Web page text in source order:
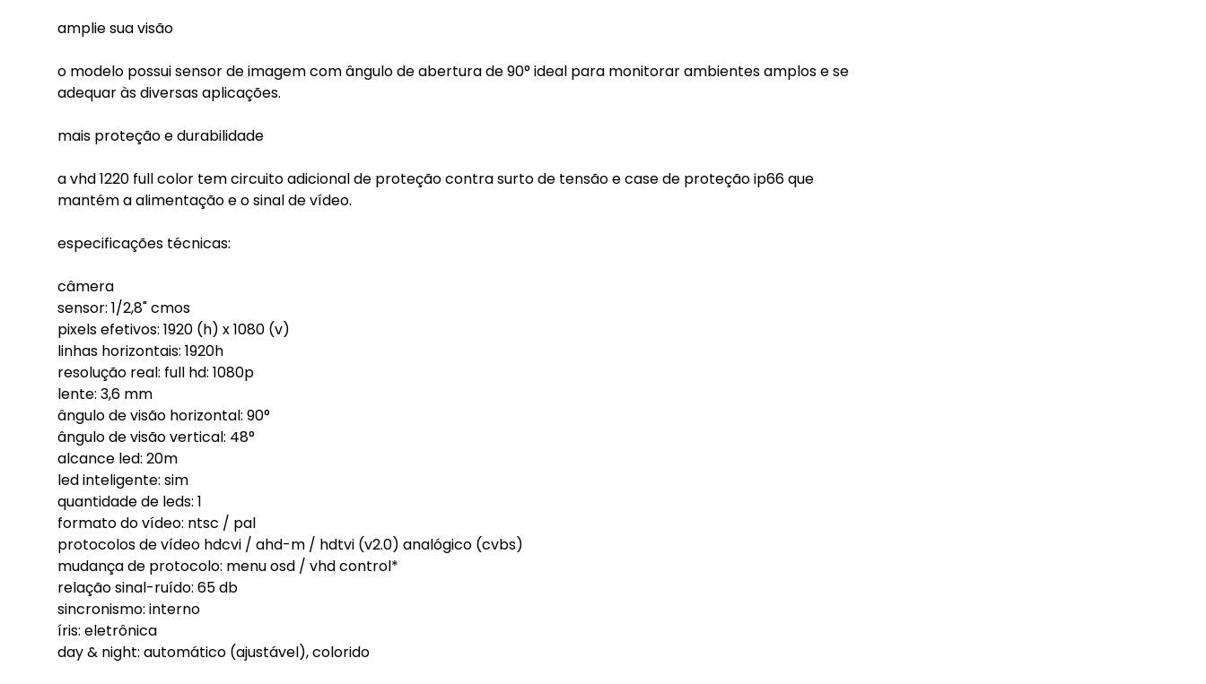
amplie sua visão
o modelo possui sensor de imagem com ângulo de abertura de 90° ideal para monitorar ambientes amplos e se
adequar às diversas aplicações.
mais proteção e durabilidade
a vhd 1220 full color tem circuito adicional de proteção contra surto de tensão e case de proteção ip66 que
mantém a alimentação e o sinal de vídeo.
especificações técnicas:
câmera
sensor: 1/2,8" cmos
pixels efetivos: 1920 (h) x 1080 (v)
linhas horizontais: 1920h
resolução real: full hd: 1080p
lente: 3,6 mm
ângulo de visão horizontal: 90°
ângulo de visão vertical: 48°
alcance led: 20m
led inteligente: sim
quantidade de leds: 1
formato do vídeo: ntsc / pal
protocolos de vídeo hdcvi / ahd-m / hdtvi (v2.0) analógico (cvbs)
mudança de protocolo: menu osd / vhd control*
relação sinal-ruído: 65 db
sincronismo: interno
íris: eletrônica
day & night: automático (ajustável), colorido